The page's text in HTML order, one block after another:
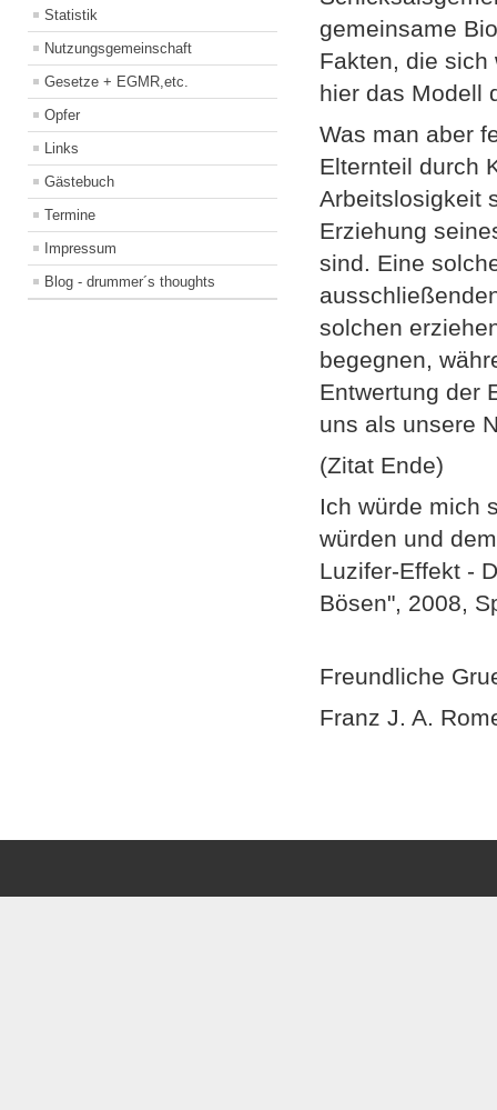
Statistik
Nutzungsgemeinschaft
Gesetze + EGMR,etc.
Opfer
Links
Gästebuch
Termine
Impressum
Blog - drummer´s thoughts
gemeinsame
Fakten, die sich
hier das Modell
Was man aber
Elternteil durch
Arbeitslosigkeit
Erziehung
sind. Eine
solchen
begegnen,
Entwertung der
uns als unsere
(Zitat Ende)
Ich würde mich
würden und
Luzifer-Effekt -
Bösen", 2008,
Freundliche
Franz J. A.